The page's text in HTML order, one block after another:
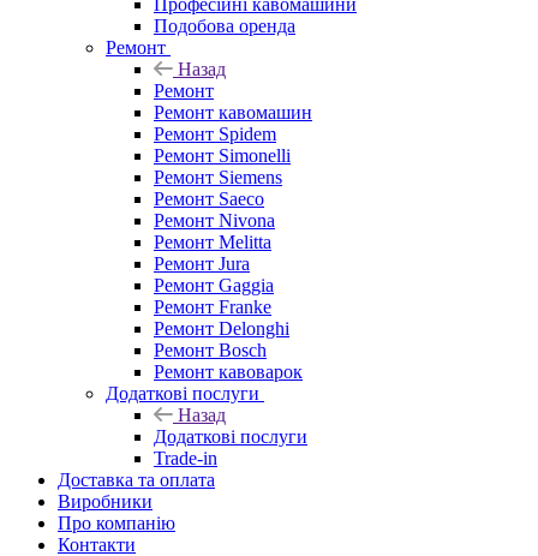
Професійні кавомашини
Подобова оренда
Ремонт
Назад
Ремонт
Ремонт кавомашин
Ремонт Spidem
Ремонт Simonelli
Ремонт Siemens
Ремонт Saeco
Ремонт Nivona
Ремонт Melitta
Ремонт Jura
Ремонт Gaggia
Ремонт Franke
Ремонт Delonghi
Ремонт Bosch
Ремонт кавоварок
Додаткові послуги
Назад
Додаткові послуги
Trade-in
Доставка та оплата
Виробники
Про компанію
Контакти